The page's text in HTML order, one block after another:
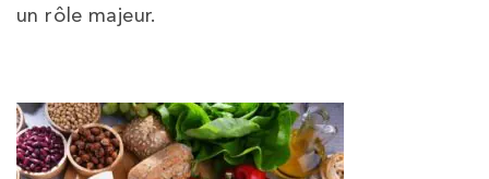
un rôle majeur.